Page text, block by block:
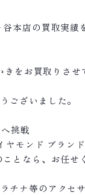
本店の買取実績
をお買取りさせ
ございました。
挑戦
ヤモンド ブラン
となら、お任せ
チナ等のアクセ